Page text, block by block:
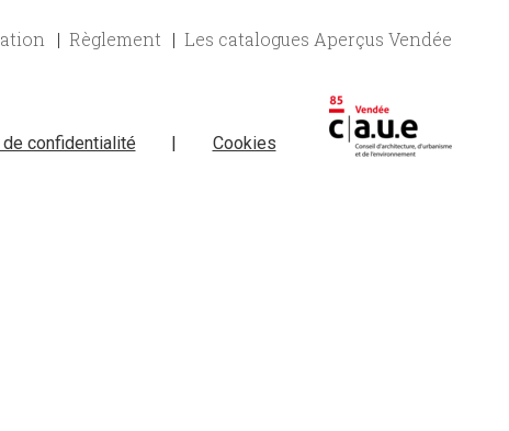
Règlement Les catalogues Aperçus Vendée
confidentialité Cookies